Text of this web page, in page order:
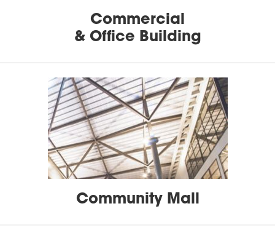
Commercial
& Office Building
Community Mall